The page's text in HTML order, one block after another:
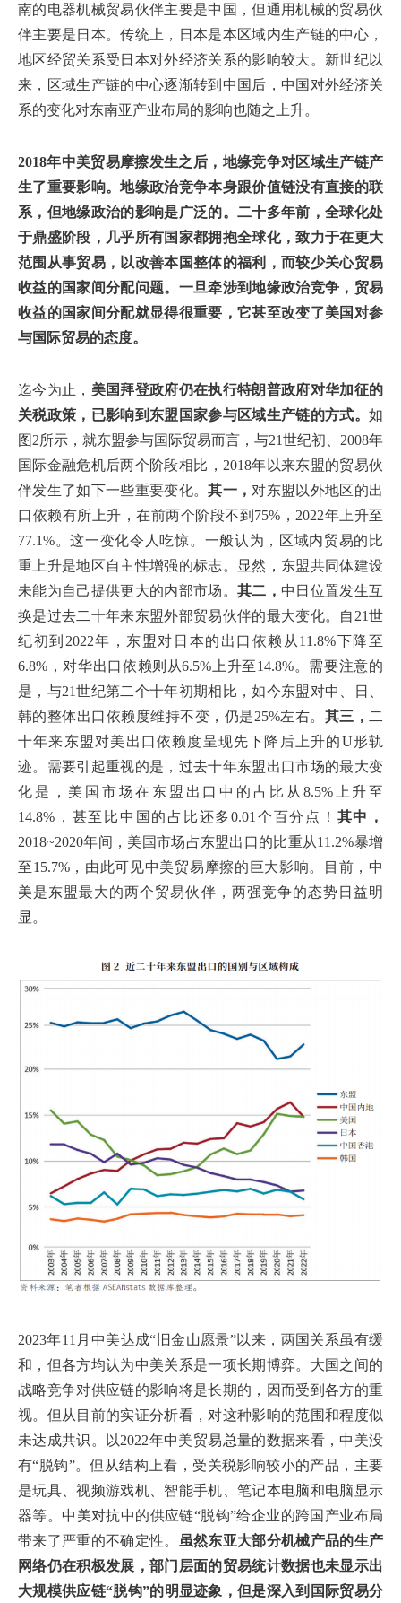
南的电器机械贸易伙伴主要是中国，但通用机械的贸易伙
伴主要是日本。传统上，日本是本区域内生产链的中心，
地区经贸关系受日本对外经济关系的影响较大。新世纪以
来，区域生产链的中心逐渐转到中国后，中国对外经济关
系的变化对东南亚产业布局的影响也随之上升。
2018年中美贸易摩擦发生之后，地缘竞争对区域生产链产
生了重要影响。地缘政治竞争本身跟价值链没有直接的联
系，但地缘政治的影响是广泛的。二十多年前，全球化处
于鼎盛阶段，几乎所有国家都拥抱全球化，致力于在更大
范围从事贸易，以改善本国整体的福利，而较少关心贸易
收益的国家间分配问题。一旦牵涉到地缘政治竞争，贸易
收益的国家间分配就显得很重要，它甚至改变了美国对参
与国际贸易的态度。
迄今为止， 美国拜登政府仍在执行特朗普政府对华加征的
关税政策，已影响到东盟国家参与区域生产链的方式。 如
图2所示，就东盟参与国际贸易而言，与21世纪初、2008年
国际金融危机后两个阶段相比，2018年以来东盟的贸易伙
伴发生了如下一些重要变化。其一， 对东盟以外地区的出
口依赖有所上升，在前两个阶段不到75%，2022年上升至
77.1%。这一变化令人吃惊。一般认为，区域内贸易的比
重上升是地区自主性增强的标志。显然，东盟共同体建设
未能为自己提供更大的内部市场。 其二， 中日位置发生互
换是过去二十年来东盟外部贸易伙伴的最大变化。自21世
纪初到2022年，东盟对日本的出口依赖从11.8%下降至
6.8%，对华出口依赖则从6.5%上升至14.8%。需要注意的
是，与21世纪第二个十年初期相比，如今东盟对中、日、
韩的整体出口依赖度维持不变，仍是25%左右。 其三， 二
十年来东盟对美出口依赖度呈现先下降后上升的U形轨
迹。需要引起重视的是，过去十年东盟出口市场的最大变
化是，美国市场在东盟出口中的占比从8.5%上升至
14.8%，甚至比中国的占比还多0.01个百分点！ 其中，
2018~2020年间，美国市场占东盟出口的比重从11.2%暴增
至15.7%，由此可见中美贸易摩擦的巨大影响。目前，中
美是东盟最大的两个贸易伙伴，两强竞争的态势日益明
显。
2023年11月中美达成“旧金山愿景”以来，两国关系虽有缓
和，但各方均认为中美关系是一项长期博弈。大国之间的
战略竞争对供应链的影响将是长期的，因而受到各方的重
视。但从目前的实证分析看，对这种影响的范围和程度似
未达成共识。以2022年中美贸易总量的数据来看，中美没
有“脱钩”。但从结构上看，受关税影响较小的产品，主要
是玩具、视频游戏机、智能手机、笔记本电脑和电脑显示
器等。中美对抗中的供应链“脱钩”给企业的跨国产业布局
带来了严重的不确定性。
虽然东亚大部分机械产品的生产
网络仍在积极发展，部门层面的贸易统计数据也未显示出
大规模供应链“脱钩”的明显迹象，但是深入到国际贸易分